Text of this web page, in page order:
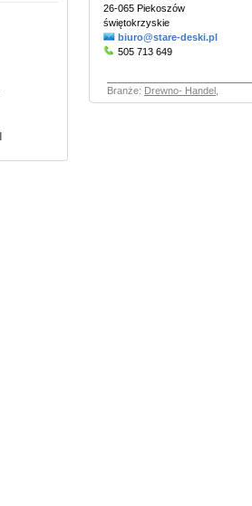
26-065 Piekoszów
świętokrzyskie
biuro@stare-deski.pl
505 713 649
Branże: Drewno- Handel